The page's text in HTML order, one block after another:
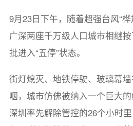
9月23日下午，随着超强台风“桦
广深两座千万级人口城市相继
批进入“五停”状态。
街灯熄灭、地铁停驶、玻璃幕
咽，城市仿佛被纳入一个巨大
深圳率先解除管控的26个小时